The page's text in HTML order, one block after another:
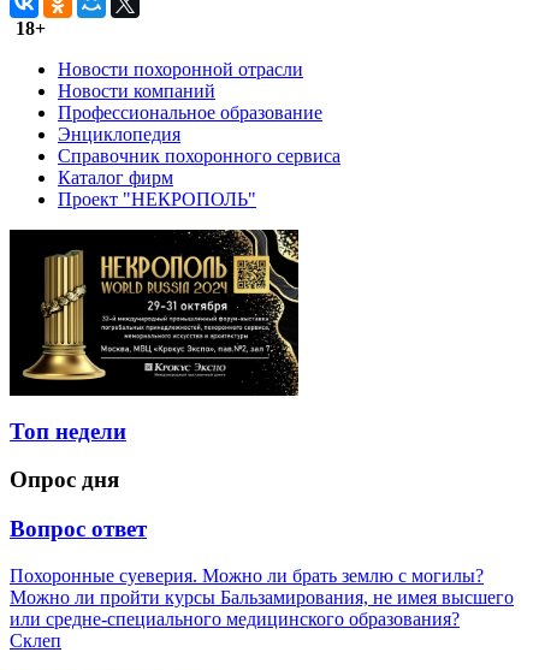
18+
Новости похоронной отрасли
Новости компаний
Профессиональное образование
Энциклопедия
Справочник похоронного сервиса
Каталог фирм
Проект "НЕКРОПОЛЬ"
Топ недели
Опрос дня
Вопрос ответ
Похоронные суеверия. Можно ли брать землю с могилы?
Можно ли пройти курсы Бальзамирования, не имея высшего
или средне-специального медицинского образования?
Склеп